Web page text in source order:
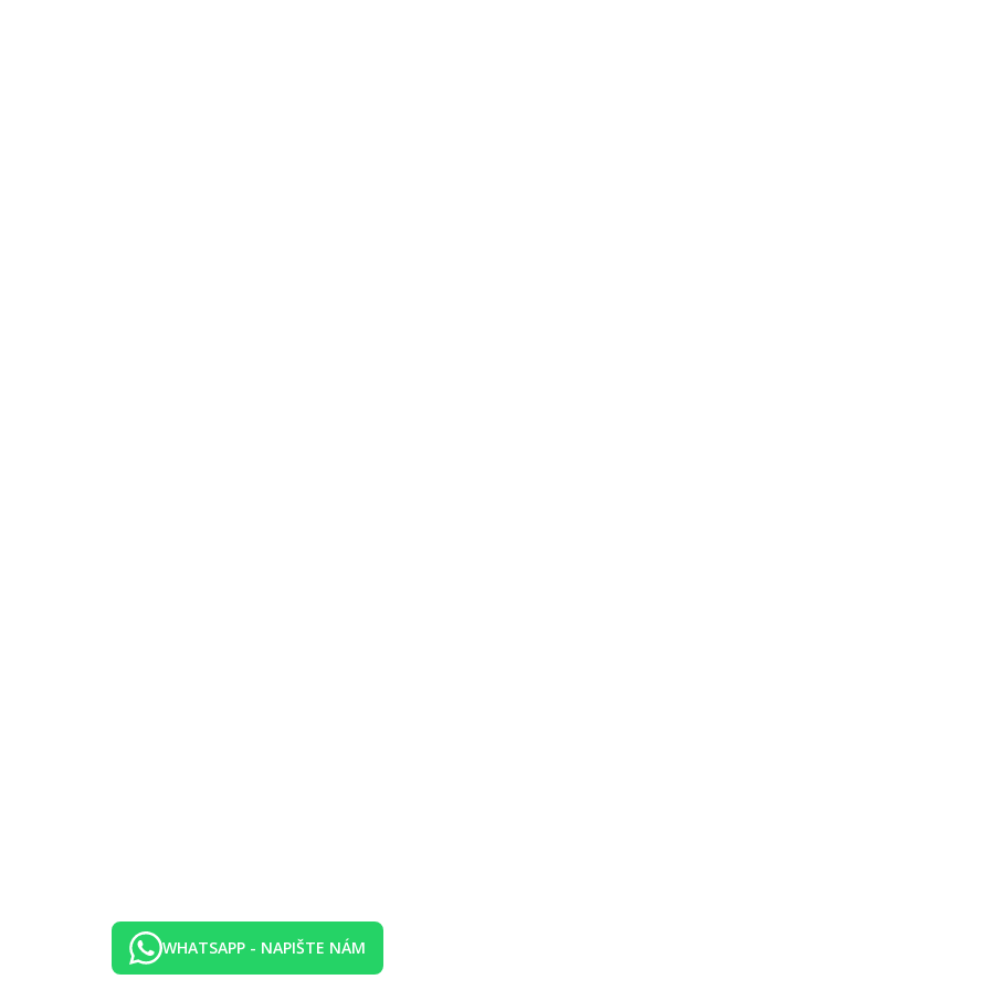
uvedené vybavení)
z menu v hlavní restauraci
z menu v hlavní restauraci
hod.) ve vybraných hotelových zařízeních (The Atrium Café a bar u bazénu)
součástí programu all inclusive
roku měnit
WHATSAPP - NAPIŠTE NÁM